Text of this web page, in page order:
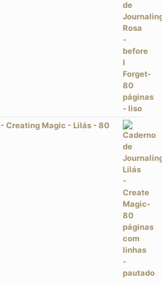
Creating Magic - Lilás - 80